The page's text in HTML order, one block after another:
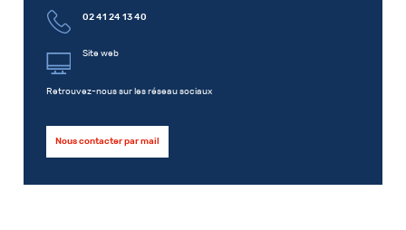
02 41 24 13 40
Site web
Retrouvez-nous sur les réseau sociaux
Nous contacter par mail